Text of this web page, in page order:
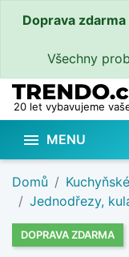
Doprava
Všechny
20 let vybavujeme
 MENU
Domů
Jednodřezy,
DOPRAVA ZDARMA